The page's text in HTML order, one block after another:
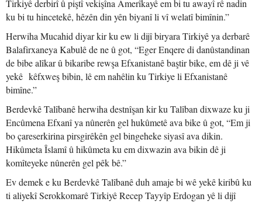
Tirkiyê derbirî û piştî vekişîna Amerîkayê em bi tu awayî rê nadin
ku bi tu hincetekê, hêzên din yên biyanî li vî welatî bimînin.”
Herwiha Mucahid diyar kir ku ew li dijî biryara Tirkiyê ya derbarê
Balafirxaneya Kabulê de ne û got, “Eger Enqere di danûstandinan
de bibe alîkar û bikaribe rewşa Efxanistanê baştir bike, em dê ji vê
yekê kêfxweş bibin, lê em nahêlin ku Tirkiye li Efxanistanê
bimîne.”
Berdevkê Talîbanê herwiha destnîşan kir ku Talîban dixwaze ku ji
Encûmena Efxanî ya nûnerên gel hukûmetê ava bike û got, “Em ji
bo çareserkirina pirsgirêkên gel bingeheke siyasî ava dikin.
Hikûmeta Îslamî û hikûmeta ku em dixwazin ava bikin dê ji
komîteyeke nûnerên gel pêk bê.”
Ev demek e ku Berdevkê Talîbanê duh amaje bi wê yekê kiribû ku
ti aliyekî Serokkomarê Tirkiyê Recep Tayyîp Erdogan yê li dijî